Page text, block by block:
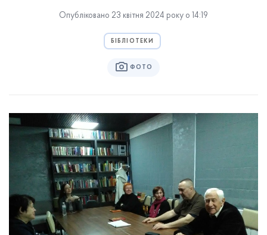
Опубліковано 23 квітня 2024 року о 14:19
БІБЛІОТЕКИ
ФОТО